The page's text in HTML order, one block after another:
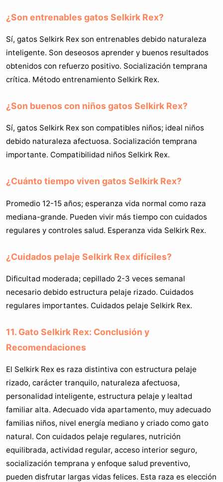
¿Son entrenables gatos Selkirk Rex?
Sí, gatos Selkirk Rex son entrenables debido naturaleza
inteligente. Son deseosos aprender y buenos resultados
obtenidos con refuerzo positivo. Socialización temprana
crítica. Método entrenamiento Selkirk Rex.
¿Son buenos con niños gatos Selkirk Rex?
Sí, gatos Selkirk Rex son compatibles niños; ideal niños
debido naturaleza afectuosa. Socialización temprana
importante. Compatibilidad niños Selkirk Rex.
¿Cuánto tiempo viven gatos Selkirk Rex?
Promedio 12-15 años; esperanza vida normal como raza
mediana-grande. Pueden vivir más tiempo con cuidados
regulares y controles salud. Esperanza vida Selkirk Rex.
¿Cuidados pelaje Selkirk Rex difíciles?
Dificultad moderada; cepillado 2-3 veces semanal
necesario debido estructura pelaje rizado. Cuidados
regulares importantes. Cuidados pelaje Selkirk Rex.
11. Gato Selkirk Rex: Conclusión y
Recomendaciones
El Selkirk Rex es raza distintiva con estructura pelaje
rizado, carácter tranquilo, naturaleza afectuosa,
personalidad inteligente, estructura pelaje y lealtad
familiar alta. Adecuado vida apartamento, muy adecuado
familias niños, nivel energía mediano y criado como gato
natural. Con cuidados pelaje regulares, nutrición
equilibrada, actividad regular, acceso interior seguro,
socialización temprana y enfoque salud preventivo,
pueden disfrutar largas vidas felices. Esta raza es elección